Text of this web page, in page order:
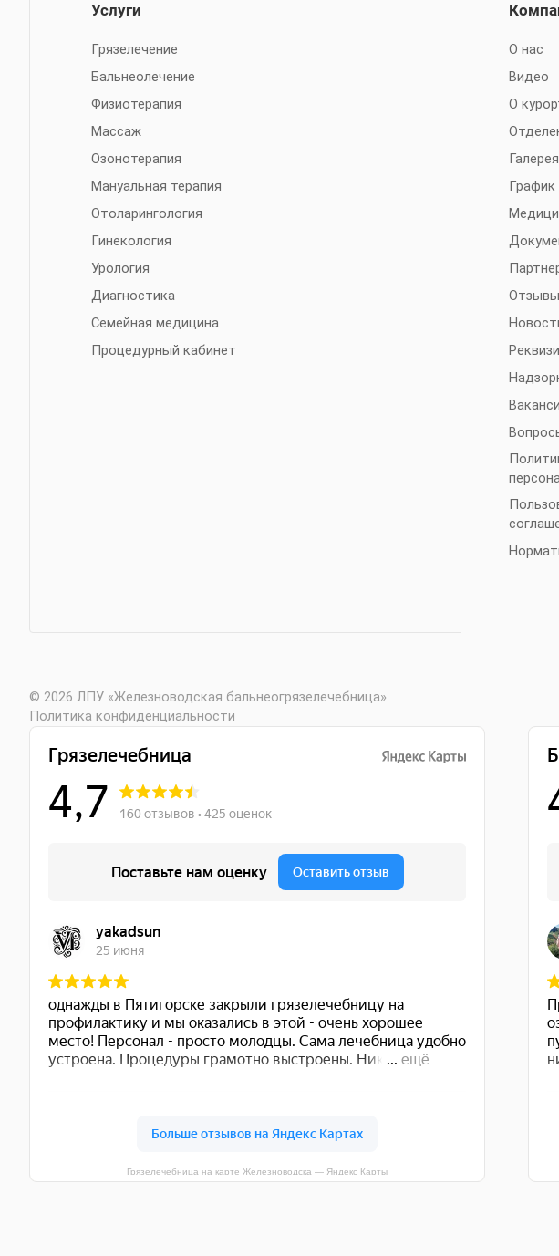
Услуги
Грязелечение
Бальнеолечение
Физиотерапия
Массаж
Озонотерапия
Мануальная терапия
Отоларингология
Гинекология
Урология
Диагностика
Семейная медицина
Процедурный кабинет
О нас
Видео
О
Галерея
Отзывы
© 2026 ЛПУ «Железноводская бальнеогрязелечебница».
Политика конфиденциальности
Грязелечебница на карте Железноводска — Яндекс Карты